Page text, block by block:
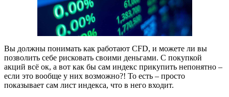
Вы должны понимать как работают CFD, и можете ли вы
позволить себе рисковать своими деньгами. С покупкой
акций всё ок, а вот как бы сам индекс прикупить непонятно –
если это вообще у них возможно?! То есть – просто
показывает сам лист индекса, что в него входит.